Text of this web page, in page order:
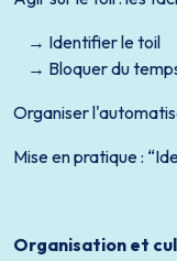
Identifier le toil
Bloquer du
Organiser
Mise en pratique :
Organisation et